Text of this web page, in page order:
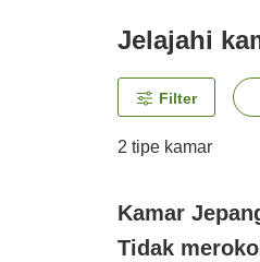
Jelajahi
Filter
2 tipe kamar
Kamar
Tidak